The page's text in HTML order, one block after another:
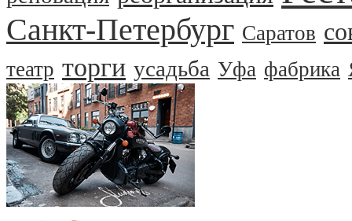
Санкт-Петербург Саратов
театр торги усадьба Уфа фабрика